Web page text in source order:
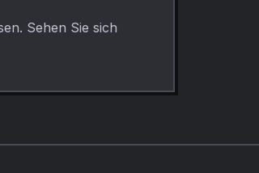
Sehen Sie sich